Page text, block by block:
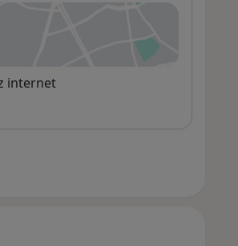
w nowej karcie
internet